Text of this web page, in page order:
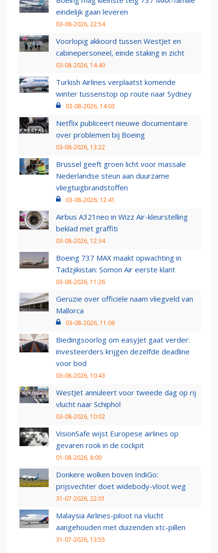
eindelijk gaan leveren
03-08-2026, 22:54
Voorlopig akkoord tussen WestJet en
cabinepersoneel, einde staking in zicht
03-08-2026, 14:40
Turkish Airlines verplaatst komende
winter tussenstop op route naar Sydney
03-08-2026, 14:03
Netflix publiceert nieuwe documentaire
over problemen bij Boeing
03-08-2026, 13:22
Brussel geeft groen licht voor massale
Nederlandse steun aan duurzame
vliegtuigbrandstoffen
03-08-2026, 12:41
Airbus A321neo in Wizz Air-kleurstelling
beklad met graffiti
03-08-2026, 12:34
Boeing 737 MAX maakt opwachting in
Tadzjikistan: Somon Air eerste klant
03-08-2026, 11:26
Geruzie over officiële naam vliegveld van
Mallorca
03-08-2026, 11:06
Biedingsoorlog om easyJet gaat verder:
investeerders krijgen dezelfde deadline
voor bod
03-08-2026, 10:43
WestJet annuleert voor tweede dag op rij
vlucht naar Schiphol
03-08-2026, 10:02
VisionSafe wijst Europese airlines op
gevaren rook in de cockpit
01-08-2026, 8:00
Donkere wolken boven IndiGo:
prijsvechter doet widebody-vloot weg
31-07-2026, 22:01
Malaysia Airlines-piloot na vlucht
aangehouden met duizenden xtc-pillen
31-07-2026, 13:55